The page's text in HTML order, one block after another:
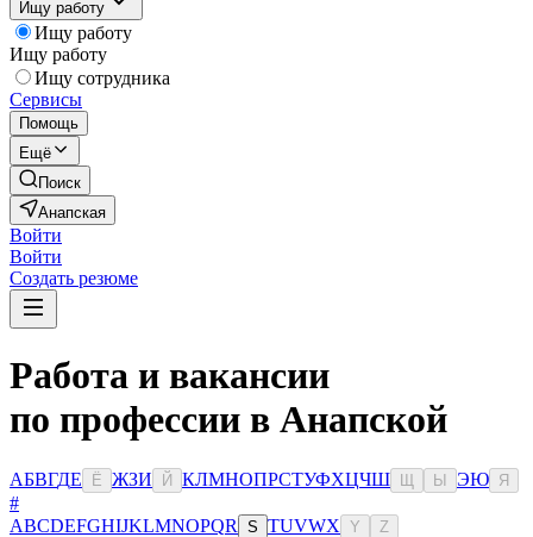
Ищу работу
Ищу работу
Ищу работу
Ищу сотрудника
Сервисы
Помощь
Ещё
Поиск
Анапская
Войти
Войти
Создать резюме
Работа и вакансии
по профессии в Анапской
АБВГДЕ Ё ЖЗИ Й КЛМНОПРСТУФХЦЧШ Ы ЭЮ Я
#
ABCDEFGHIJKLMNOPQR S TUVWX Y Z